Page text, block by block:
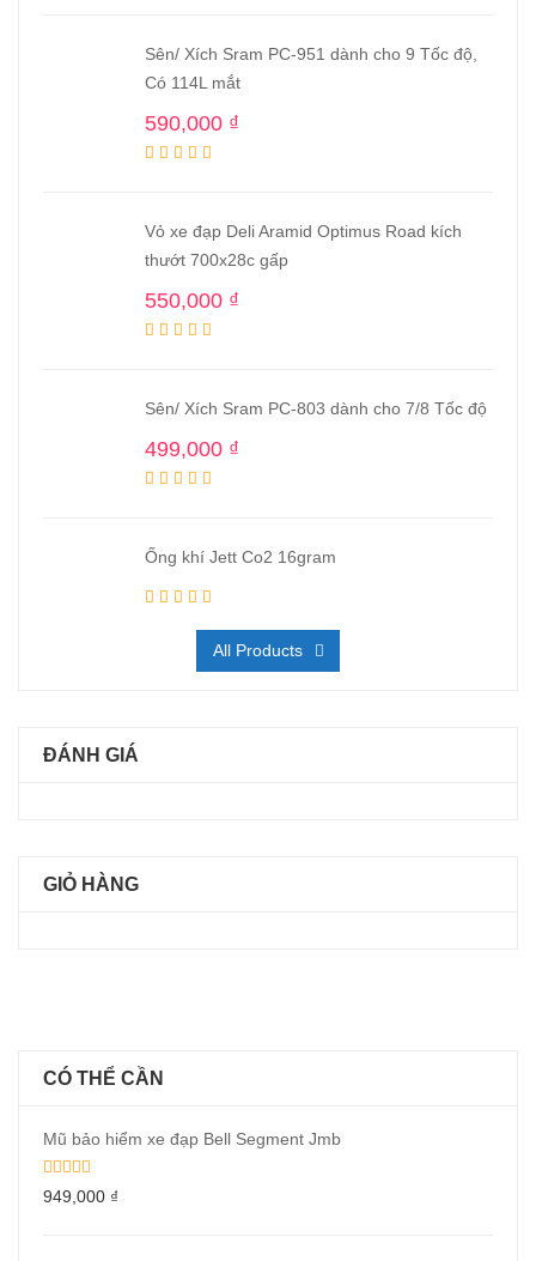
Sên/ Xích Sram PC-951 dành cho 9 Tốc độ,
Có 114L mắt
590,000 ₫
Vỏ xe đạp Deli Aramid Optimus Road kích
thướt 700x28c gấp
550,000 ₫
Sên/ Xích Sram PC-803 dành cho 7/8 Tốc độ
499,000 ₫
Ống khí Jett Co2 16gram
All Products
ĐÁNH GIÁ
GIỎ HÀNG
CÓ THỂ CẦN
Mũ bảo hiểm xe đạp Bell Segment Jmb
949,000 ₫